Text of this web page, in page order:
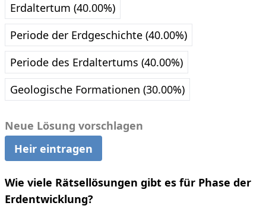
Erdaltertum (40.00%)
Periode der Erdgeschichte (40.00%)
Periode des Erdaltertums (40.00%)
Geologische Formationen (30.00%)
Neue Lösung vorschlagen
Heir eintragen
Wie viele Rätsellösungen gibt es für Phase der
Erdentwicklung?